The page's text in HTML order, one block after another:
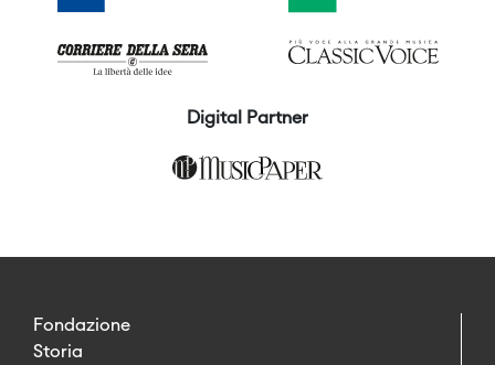
Digital Partner
Fondazione
Storia